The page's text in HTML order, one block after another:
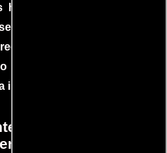
hasta el mundo, Tesis
ha convertido en uno
del cine
audiencias y dejando
internacional.
Sucedió detrás
Jurassic Park